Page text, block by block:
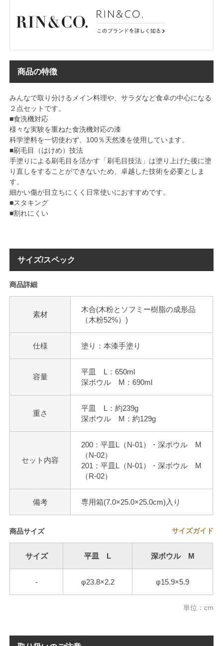
商品の特徴
みんなで取り分けるメイン料理や、サラダなど食卓の中心になる
２点セットです。
■食洗機対応
様々な実験を重ねた食洗機対応の漆
科学塗料を一切使わず、100％天然漆を使用しています。
■刷毛目（はけめ）技法
手塗りによる刷毛目を活かす「刷毛目技法」は塗り上げた後に塗
り直しをすることができないため、卓越した技術を必要としま
す。
細かい傷が目立ちにくく日常使いにおすすめです。
■スタキング
■割れにくい
サイズ/スペック
商品詳細
素材
木合(木粉とソフミー樹脂の成形品
（木粉52%）)
仕様 塗り：本漆手塗り
容量
平皿 L：650ml
深ボウル M：690ml
重さ
平皿 L：約239g
深ボウル M：約129g
セット内容
200：平皿L（N-01）・深ボウル M
（N-02）
201：平皿L（N-01）・深ボウル M
（R-02）
備考 専用箱(7.0×25.0×25.0cm)入り
商品サイズ サイズガイド
サイズ 平皿 L 深ボウル M
- φ23.8×2.2 φ15.9×5.9
単位：cm